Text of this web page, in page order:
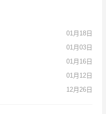
01月18日
01月03日
01月16日
01月12日
12月26日